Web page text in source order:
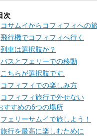
次
コサムイからコフィフィへの
飛行機でコフィフィへ行く
列車は選択肢か？
バスとフェリーでの移動
こちらが選択肢です:
コフィフィでの楽しみ方
コフィフィ旅行で外せない
すすめの6つの場所
フェリーサムイで旅しよう！
旅行を最高に楽しむために